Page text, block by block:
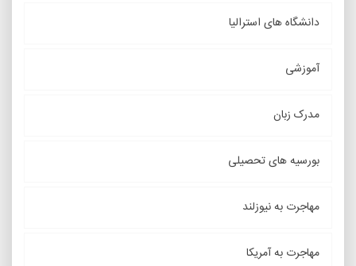
دانشگاه های استرالیا
آموزشی
مدرک زبان
بورسیه های تحصیلی
مهاجرت به نیوزلند
مهاجرت به آمریکا